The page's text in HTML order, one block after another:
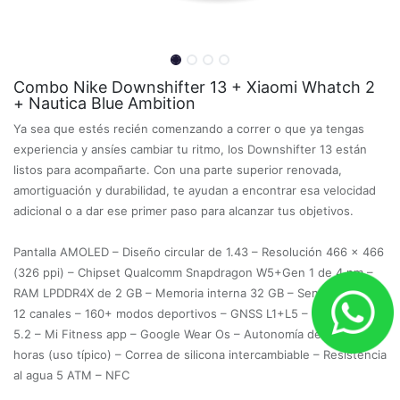
Combo Nike Downshifter 13 + Xiaomi Whatch 2
+ Nautica Blue Ambition
Ya sea que estés recién comenzando a correr o que ya tengas
experiencia y ansíes cambiar tu ritmo, los Downshifter 13 están
listos para acompañarte. Con una parte superior renovada,
amortiguación y durabilidad, te ayudan a encontrar esa velocidad
adicional o a dar ese primer paso para alcanzar tus objetivos.
Pantalla AMOLED – Diseño circular de 1.43 – Resolución 466 x 466
(326 ppi) – Chipset Qualcomm Snapdragon W5+Gen 1 de 4 nm –
RAM LPDDR4X de 2 GB – Memoria interna 32 GB – Sensor PPG de
12 canales – 160+ modos deportivos – GNSS L1+L5 – Bluetooth
5.2 – Mi Fitness app – Google Wear Os – Autonomía de hasta 65
horas (uso típico) – Correa de silicona intercambiable – Resistencia
al agua 5 ATM – NFC